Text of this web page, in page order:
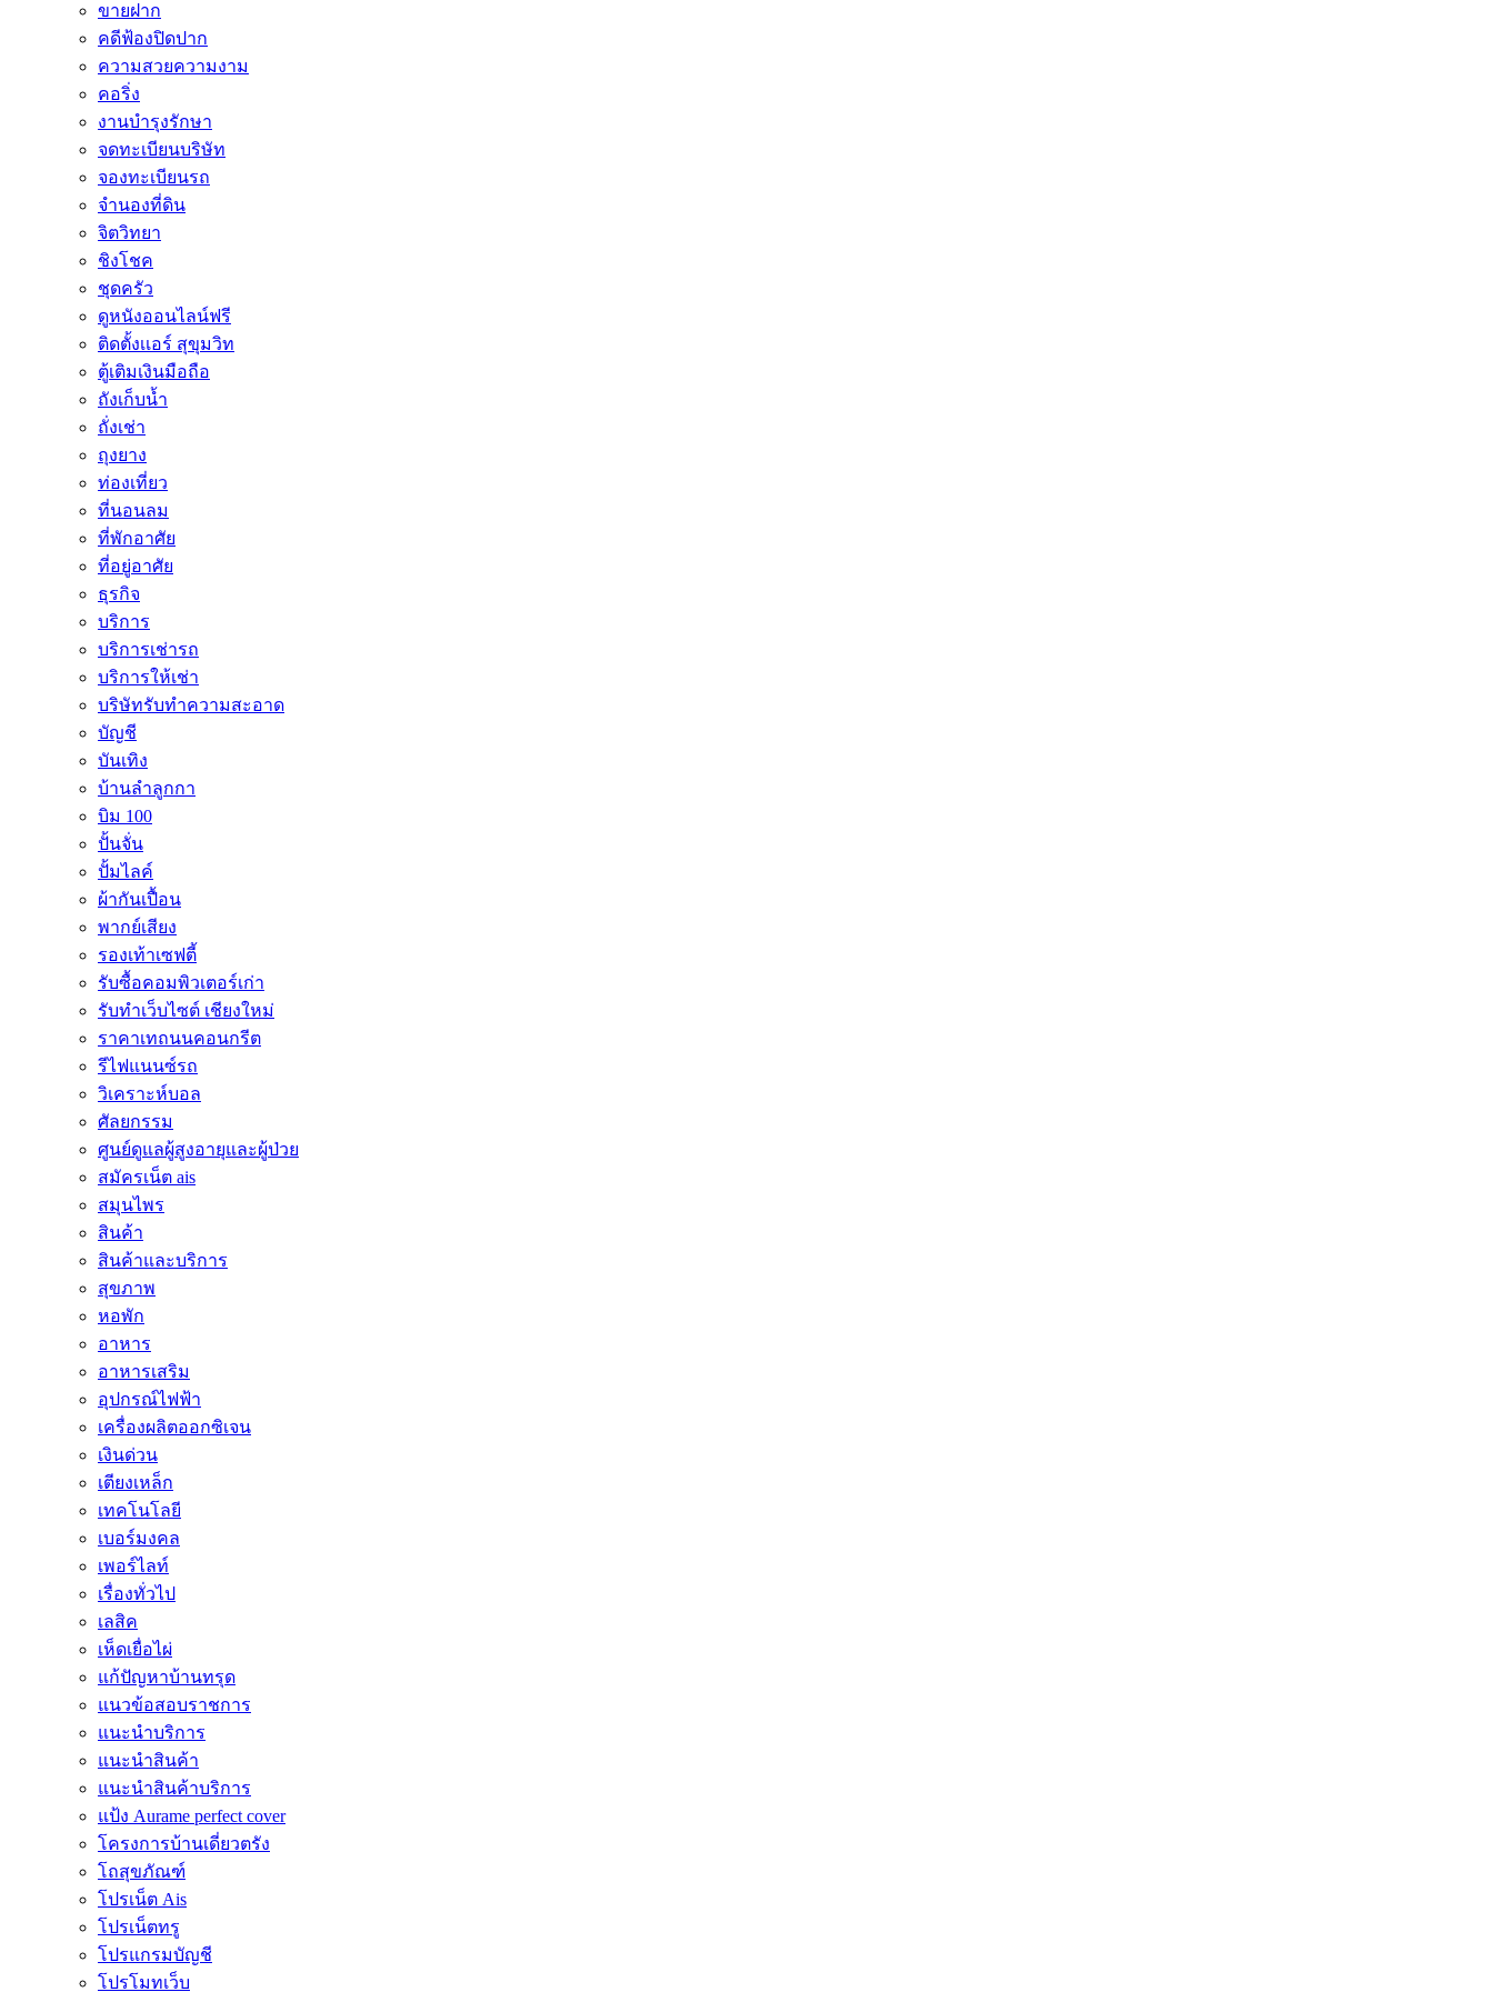
ขายฝาก
คดีฟ้องปิดปาก
ความสวยความงาม
คอริ่ง
งานบำรุงรักษา
จดทะเบียนบริษัท
จองทะเบียนรถ
จำนองที่ดิน
จิตวิทยา
ชิงโชค
ชุดครัว
ดูหนังออนไลน์ฟรี
ติดตั้งเเอร์ สุขุมวิท
ตู้เติมเงินมือถือ
ถังเก็บน้ำ
ถั่งเช่า
ถุงยาง
ท่องเที่ยว
ที่นอนลม
ที่พักอาศัย
ที่อยู่อาศัย
ธุรกิจ
บริการ
บริการเช่ารถ
บริการให้เช่า
บริษัทรับทำความสะอาด
บัญชี
บันเทิง
บ้านลำลูกกา
บิม 100
ปั้นจั่น
ปั้มไลค์
ผ้ากันเปื้อน
พากย์เสียง
รองเท้าเซฟตี้
รับซื้อคอมพิวเตอร์เก่า
รับทำเว็บไซต์ เชียงใหม่
ราคาเทถนนคอนกรีต
รีไฟแนนซ์รถ
วิเคราะห์บอล
ศัลยกรรม
ศูนย์ดูแลผู้สูงอายุและผู้ป่วย
สมัครเน็ต ais
สมุนไพร
สินค้า
สินค้าและบริการ
สุขภาพ
หอพัก
อาหาร
อาหารเสริม
อุปกรณ์ไฟฟ้า
เครื่องผลิตออกซิเจน
เงินด่วน
เตียงเหล็ก
เทคโนโลยี
เบอร์มงคล
เพอร์ไลท์
เรื่องทั่วไป
เลสิค
เห็ดเยื่อไผ่
แก้ปัญหาบ้านทรุด
แนวข้อสอบราชการ
แนะนำบริการ
แนะนำสินค้า
แนะนำสินค้าบริการ
แป้ง Aurame perfect cover
โครงการบ้านเดี่ยวตรัง
โถสุขภัณฑ์
โปรเน็ต Ais
โปรเน็ตทรู
โปรแกรมบัญชี
โปรโมทเว็บ